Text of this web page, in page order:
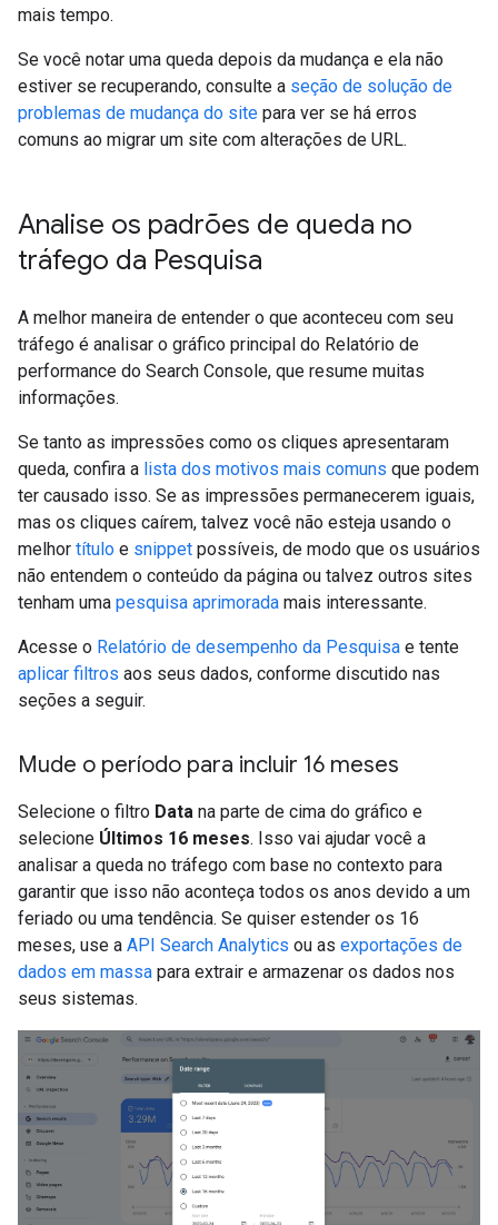
mais tempo.
Se você notar uma queda depois da mudança e ela não
estiver se recuperando, consulte a seção de solução de
problemas de mudança do site para ver se há erros
comuns ao migrar um site com alterações de URL.
Analise os padrões de queda no
tráfego da Pesquisa
A melhor maneira de entender o que aconteceu com seu
tráfego é analisar o gráfico principal do Relatório de
performance do Search Console, que resume muitas
informações.
Se tanto as impressões como os cliques apresentaram
queda, confira a lista dos motivos mais comuns que podem
ter causado isso. Se as impressões permanecerem iguais,
mas os cliques caírem, talvez você não esteja usando o
melhor título e snippet possíveis, de modo que os usuários
não entendem o conteúdo da página ou talvez outros sites
tenham uma pesquisa aprimorada mais interessante.
Acesse o Relatório de desempenho da Pesquisa e tente
aplicar filtros aos seus dados, conforme discutido nas
seções a seguir.
Mude o período para incluir 16 meses
Selecione o filtro Data na parte de cima do gráfico e
selecione Últimos 16 meses. Isso vai ajudar você a
analisar a queda no tráfego com base no contexto para
garantir que isso não aconteça todos os anos devido a um
feriado ou uma tendência. Se quiser estender os 16
meses, use a API Search Analytics ou as exportações de
dados em massa para extrair e armazenar os dados nos
seus sistemas.